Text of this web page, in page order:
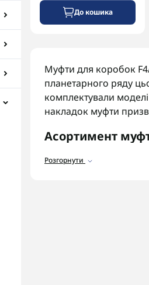
До кошика
Муфти для коробок
планетарного ряду
комплектували
накладок муфти
Асортимент
Розгорнути